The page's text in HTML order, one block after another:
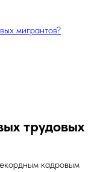
мигрантов?
трудовых
кадровым